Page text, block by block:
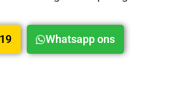
Whatsapp ons